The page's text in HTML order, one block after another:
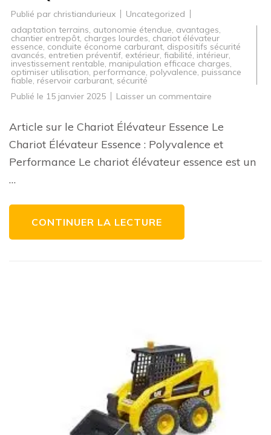
Publié par christiandurieux
Uncategorized
adaptation terrains, autonomie étendue, avantages,
chantier entrepôt, charges lourdes, chariot élévateur
essence, conduite économe carburant, dispositifs sécurité
avancés, entretien préventif, extérieur, fiabilité, intérieur,
investissement rentable, manipulation efficace charges,
optimiser utilisation, performance, polyvalence, puissance
fiable, réservoir carburant, sécurité
Publié le 15 janvier 2025 Laisser un commentaire
Opérations
de
avec
Chariot
Article sur le Chariot Élévateur Essence Le
Chariot Élévateur Essence : Polyvalence et
Performance Le chariot élévateur essence est un
…
CONTINUER LA LECTURE